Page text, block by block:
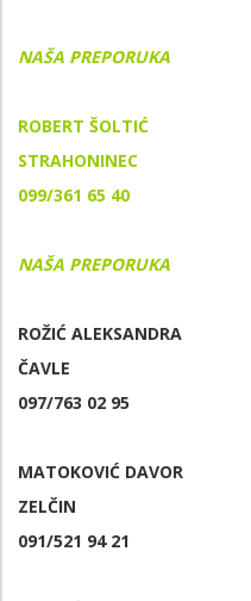
NAŠA PREPORUKA
ROBERT ŠOLTIĆ
STRAHONINEC
099/361 65 40
NAŠA PREPORUKA
ROŽIĆ ALEKSANDRA
ČAVLE
097/763 02 95
MATOKOVIĆ DAVOR
ZELČIN
091/521 94 21